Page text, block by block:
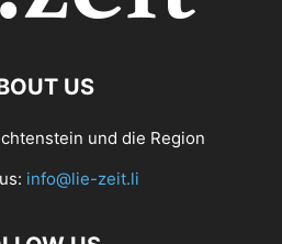
US
und die Region
info@lie-zeit.li